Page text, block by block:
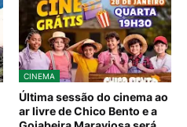
CINEMA
Última sessão do cinema ao
ar livre de Chico Bento e a